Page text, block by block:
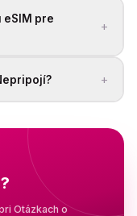
eSIM pre
+
+
Otázkach o